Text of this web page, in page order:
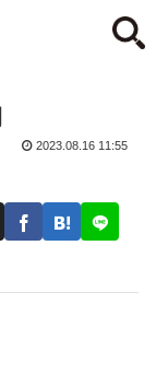
2023.08.16 11:55